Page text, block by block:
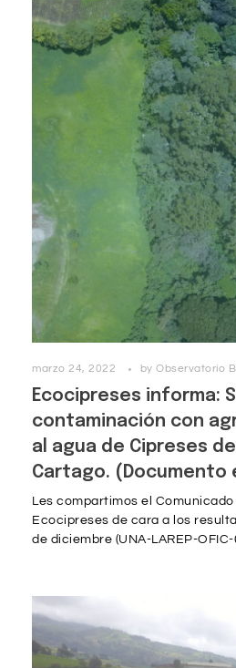
marzo 24, 2022 by Observatorio
Ecocipreses informa:
contaminación con
al agua de Cipreses
Cartago. (Documento
Les compartimos el
Ecocipreses de cara a los
de diciembre (UNA-LAREP-OFIC-